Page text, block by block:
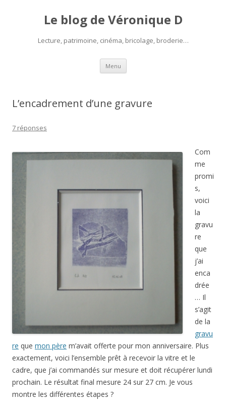
Le blog de Véronique D
Lecture, patrimoine, cinéma, bricolage, broderie…
Menu Aller
contenu
L’encadrement d’une gravure
7 réponses
Com
me
promi
s,
voici
la
gravu
re
que
j’ai
enca
drée
… Il
s’agit
de la
gravu
re que mon père m’avait offerte pour mon anniversaire. Plus
exactement, voici l’ensemble prêt à recevoir la vitre et le
cadre, que j’ai commandés sur mesure et doit récupérer lundi
prochain. Le résultat final mesure 24 sur 27 cm. Je vous
montre les différentes étapes ?